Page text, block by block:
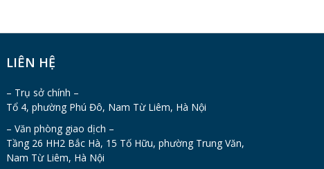
LIÊN HỆ
– Trụ sở chính –
Tổ 4, phường Phú Đô, Nam Từ Liêm, Hà Nội
– Văn phòng giao dịch –
Tầng 26 HH2 Bắc Hà, 15 Tố Hữu, phường Trung Văn,
Nam Từ Liêm, Hà Nội